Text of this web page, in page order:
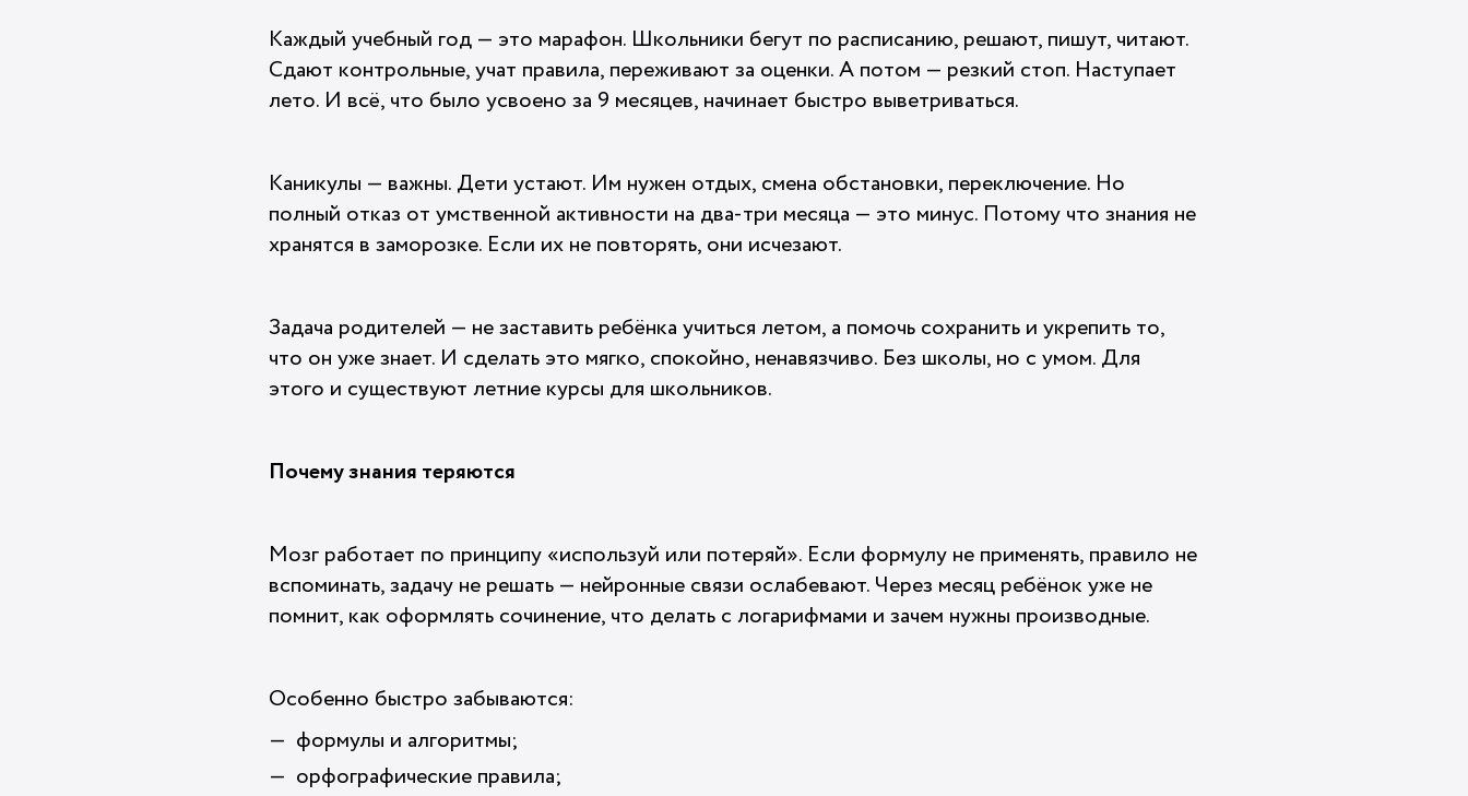
Каждый учебный год — это марафон. Школьники бегут по расписанию, решают, пишут, читают.
Сдают контрольные, учат правила, переживают за оценки. А потом — резкий стоп. Наступает
лето. И всё, что было усвоено за 9 месяцев, начинает быстро выветриваться.
Каникулы — важны. Дети устают. Им нужен отдых, смена обстановки, переключение. Но
полный отказ от умственной активности на два-три месяца — это минус. Потому что знания не
хранятся в заморозке. Если их не повторять, они исчезают.
Задача родителей — не заставить ребёнка учиться летом, а помочь сохранить и укрепить то,
что он уже знает. И сделать это мягко, спокойно, ненавязчиво. Без школы, но с умом. Для
этого и существуют летние курсы для школьников.
Почему знания теряются
Мозг работает по принципу «используй или потеряй». Если формулу не применять, правило не
вспоминать, задачу не решать — нейронные связи ослабевают. Через месяц ребёнок уже не
помнит, как оформлять сочинение, что делать с логарифмами и зачем нужны производные.
Особенно быстро забываются:
формулы и алгоритмы;
орфографические правила;